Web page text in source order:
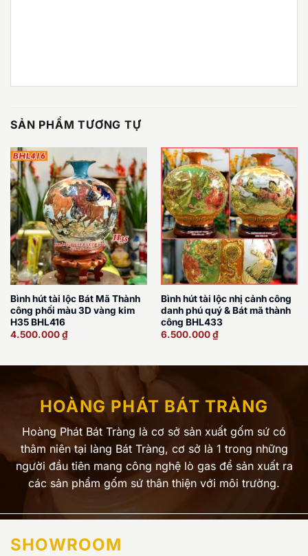
SẢN PHẨM TƯƠNG TỰ
Bình hút tài lộc Bát Mã Thành
công phối màu 3D vàng kim
H35 BHL416
4.500.000₫
Bình hút tài lộc nhị cảnh công
danh phú quý & Bát mã thành
công BHL433
6.500.000₫
HOÀNG PHÁT BÁT TRÀNG
Hoàng Phát Bát Tràng là cơ sở sản xuất gốm sứ có
thâm niên tại làng Bát Tràng, cơ sở là 1 trong những
người đầu tiên mang công nghệ lò gas để sản xuất ra
các sản phẩm gốm sứ thân thiện với môi trường.
SHOWROOM